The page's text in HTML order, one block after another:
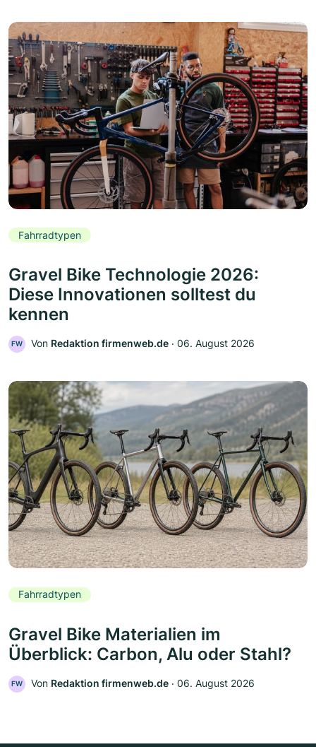
Fahrradtypen
Gravel Bike Technologie 2026:
Diese Innovationen solltest du
kennen
FW Von Redaktion firmenweb.de ‧ 06. August 2026
Fahrradtypen
Gravel Bike Materialien im
Überblick: Carbon, Alu oder Stahl?
FW Von Redaktion firmenweb.de ‧ 06. August 2026